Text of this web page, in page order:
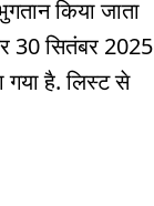
किया जाता
30 सितंबर 2025
गया है. लिस्ट से